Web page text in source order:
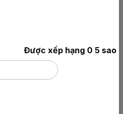
Được xếp hạng 0 5 sao